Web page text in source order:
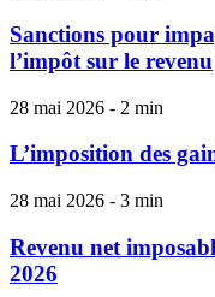
Sanctions pour
l’impôt sur le revenu
28 mai 2026 - 2 min
L’imposition des
28 mai 2026 - 3 min
Revenu net
2026